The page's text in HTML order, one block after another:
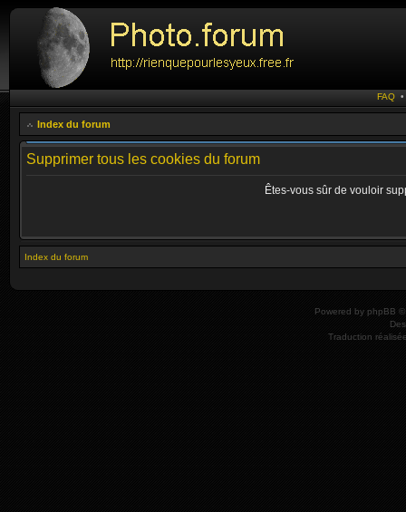
FAQ
Index du forum
Supprimer tous les cookies du forum
Êtes-vous sûr de vouloir
Index du forum
Powered by phpBB ©
Traduction